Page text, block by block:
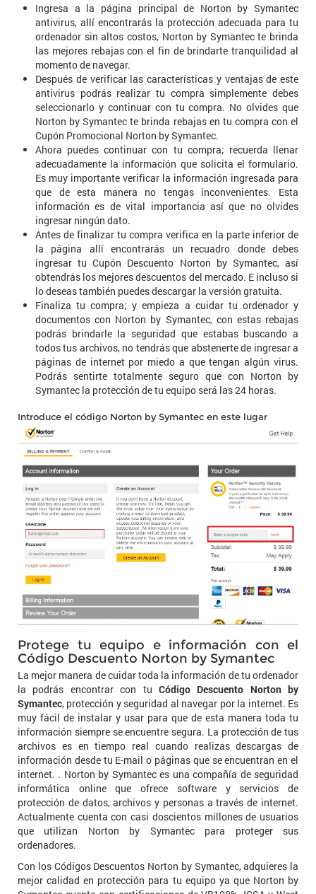
Ingresa a la página principal de Norton by Symantec
antivirus, allí encontrarás la protección adecuada para tu
ordenador sin altos costos, Norton by Symantec te brinda
las mejores rebajas con el fin de brindarte tranquilidad al
momento de navegar.
Después de verificar las características y ventajas de este
antivirus podrás realizar tu compra simplemente debes
seleccionarlo y continuar con tu compra. No olvides que
Norton by Symantec te brinda rebajas en tu compra con el
Cupón Promocional Norton by Symantec.
Ahora puedes continuar con tu compra; recuerda llenar
adecuadamente la información que solicita el formulario.
Es muy importante verificar la información ingresada para
que de esta manera no tengas inconvenientes. Esta
información es de vital importancia así que no olvides
ingresar ningún dato.
Antes de finalizar tu compra verifica en la parte inferior de
la página allí encontrarás un recuadro donde debes
ingresar tu Cupón Descuento Norton by Symantec, así
obtendrás los mejores descuentos del mercado. E incluso si
lo deseas también puedes descargar la versión gratuita.
Finaliza tu compra; y empieza a cuidar tu ordenador y
documentos con Norton by Symantec, con estas rebajas
podrás brindarle la seguridad que estabas buscando a
todos tus archivos, no tendrás que abstenerte de ingresar a
páginas de internet por miedo a que tengan algún virus.
Podrás sentirte totalmente seguro que con Norton by
Symantec la protección de tu equipo será las 24 horas.
Introduce el código Norton by Symantec en este lugar
Protege tu equipo e información con el
Código Descuento Norton by Symantec
La mejor manera de cuidar toda la información de tu ordenador
la podrás encontrar con tu Código Descuento Norton by
Symantec, protección y seguridad al navegar por la internet. Es
muy fácil de instalar y usar para que de esta manera toda tu
información siempre se encuentre segura. La protección de tus
archivos es en tiempo real cuando realizas descargas de
información desde tu E-mail o páginas que se encuentran en el
internet. . Norton by Symantec es una compañía de seguridad
informática online que ofrece software y servicios de
protección de datos, archivos y personas a través de internet.
Actualmente cuenta con casi doscientos millones de usuarios
que utilizan Norton by Symantec para proteger sus
ordenadores.
Con los Códigos Descuentos Norton by Symantec, adquieres la
mejor calidad en protección para tu equipo ya que Norton by